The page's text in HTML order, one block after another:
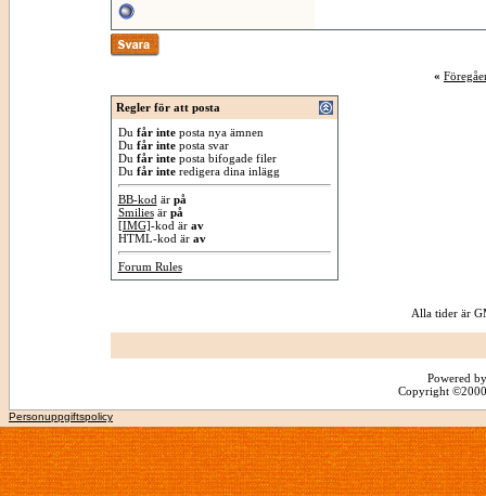
«
Regler för att posta
Du får inteposta nya ämnen
Du får inteposta svar
Du får inteposta bifogade filer
Du får interedigera dina inlägg
BB-kod är på
Smiliesär på
[IMG]-kod är av
HTML-kod är av
Forum Rules
Alla tider är
Powered
Copyright
Personuppgiftspolicy